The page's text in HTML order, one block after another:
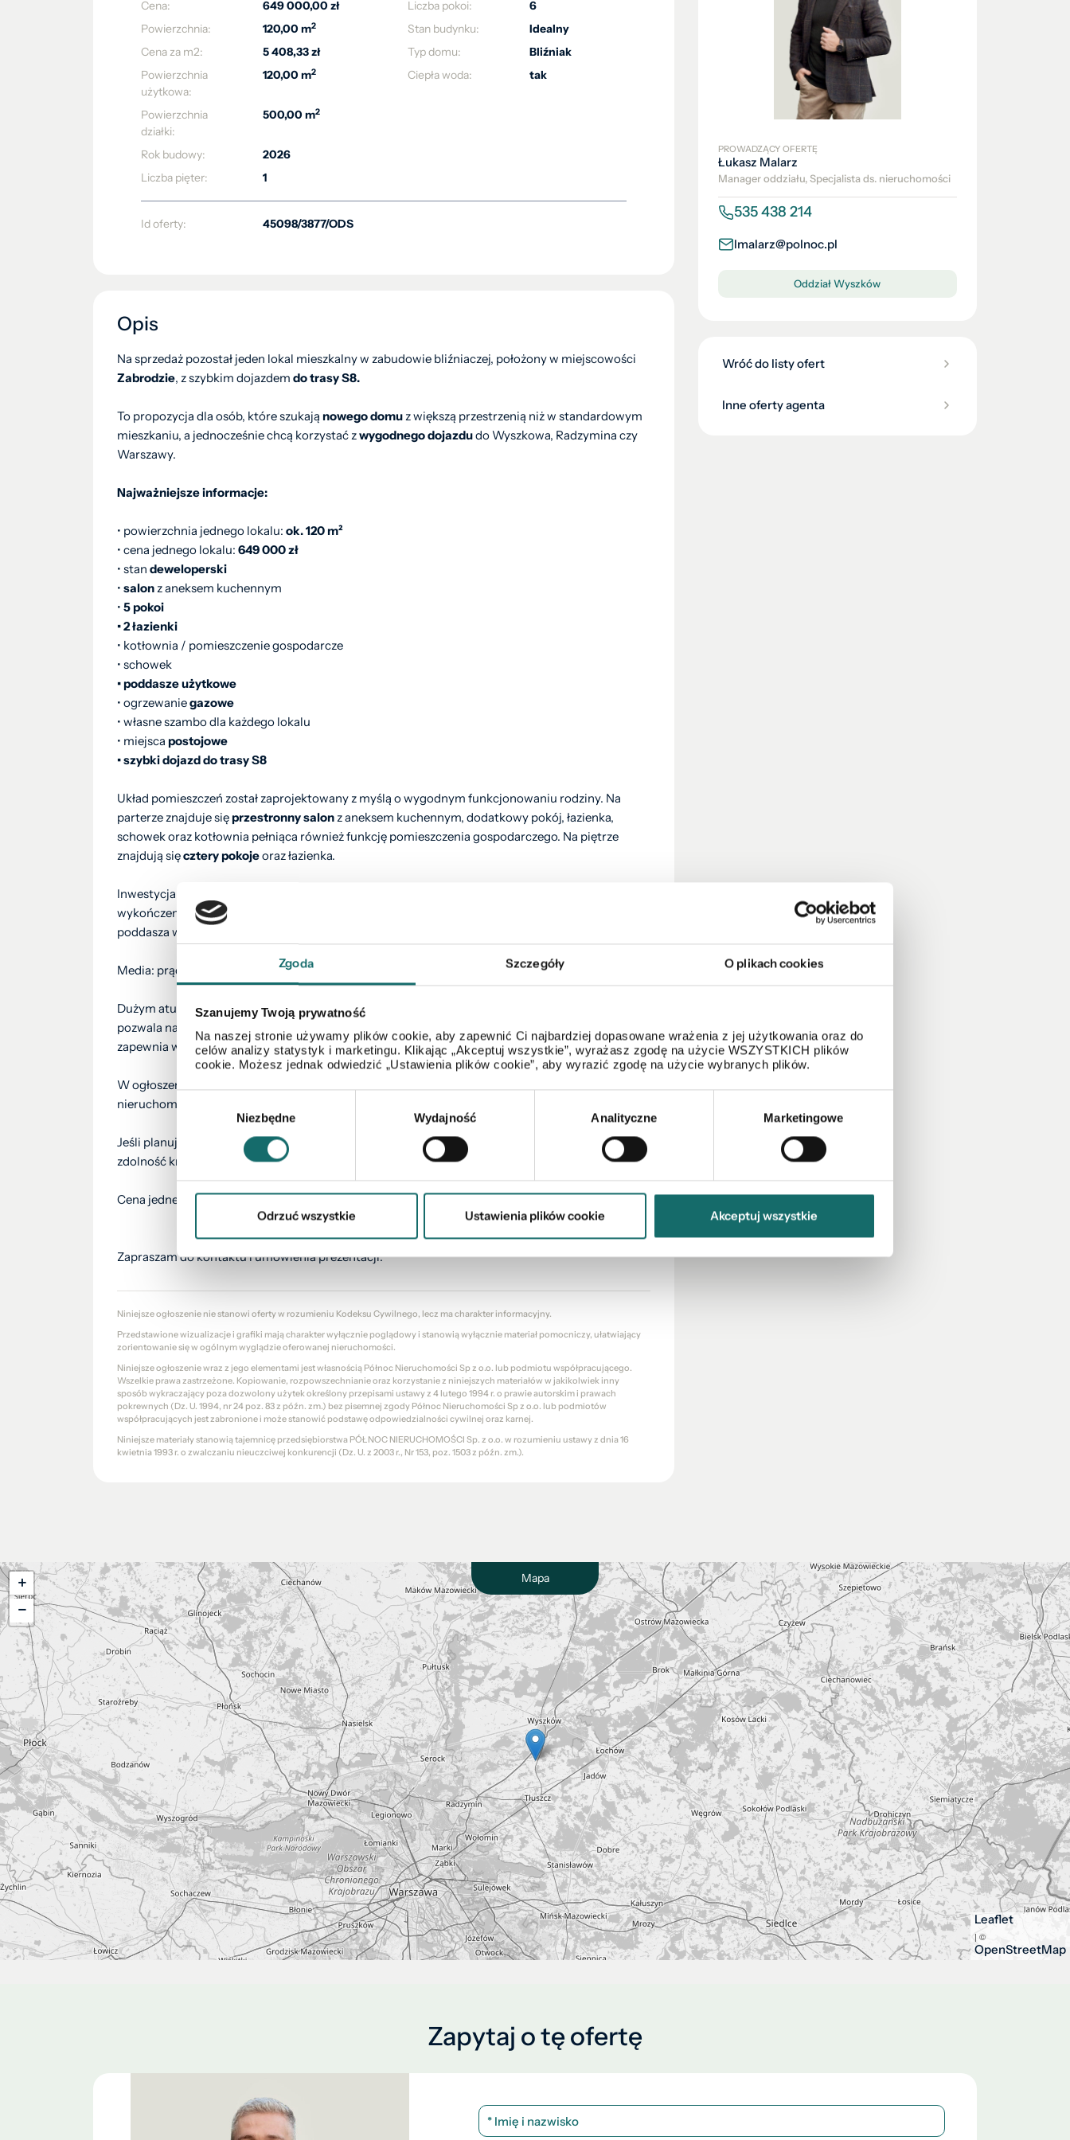
Zgoda Szczegóły O plikach cookies
Szanujemy Twoją prywatność
Na naszej stronie używamy plików cookie, aby zapewnić Ci najbardziej dopasowane wrażenia z jej użytkowania oraz do
celów analizy statystyk i marketingu. Klikając „Akceptuj wszystkie”, wyrażasz zgodę na użycie WSZYSTKICH plików
cookie. Możesz jednak odwiedzić „Ustawienia plików cookie”, aby wyrazić zgodę na użycie wybranych plików.
Niezbędne Wydajność Analityczne Marketingowe
Odrzuć wszystkie Ustawienia plików cookie Akceptuj wszystkie
Cena:
649 000,00 zł
Powierzchnia:
120,00 m2
Cena za m2:
5 408,33 zł
Powierzchnia
użytkowa:
120,00 m2
Powierzchnia
działki:
500,00 m2
Rok budowy:
2026
Liczba pięter:
1
Liczba pokoi:
6
Stan budynku:
Idealny
Typ domu:
Bliźniak
Ciepła woda:
tak
Id oferty: 45098/3877/ODS
Opis
Na sprzedaż pozostał jeden lokal mieszkalny w zabudowie bliźniaczej, położony w miejscowości
Zabrodzie, z szybkim dojazdem do trasy S8.
To propozycja dla osób, które szukają nowego domuz większą przestrzenią niż w standardowym
mieszkaniu, a jednocześnie chcą korzystać zwygodnego dojazdudo Wyszkowa, Radzymina czy
Warszawy.
Najważniejsze informacje:
• powierzchnia jednego lokalu: ok. 120 m²
• cena jednego lokalu: 649 000 zł
• stan deweloperski
• salonz aneksem kuchennym
• 5 pokoi
• 2 łazienki
• kotłownia / pomieszczenie gospodarcze
• schowek
• poddasze użytkowe
• ogrzewaniegazowe
• własne szambo dla każdego lokalu
• miejsca postojowe
• szybki dojazd do trasy S8
Układ pomieszczeń został zaprojektowany z myślą o wygodnym funkcjonowaniu rodziny. Na
parterze znajduje sięprzestronny salonz aneksem kuchennym, dodatkowy pokój, łazienka,
schowek oraz kotłownia pełniąca również funkcję pomieszczenia gospodarczego. Na piętrze
znajdują sięcztery pokojeoraz łazienka.
Inwestycja jest na
wykończeniowe, m.in. elewacja, kostka, elementy zagospodarowania terenu oraz wykończenie
poddasza wraz z ociepleniem i zabudową karton-gips.
Media: prąd, gaz, wodociąg, szambo.
Dużym atutem nieruchomości jestlokalizacja
pozwala na sprawny dojazd do Wyszkowa, Radzymina oraz
Warszawy
. Jednocześnie okolica
zapewnia więcej spokoju i przestrzeni niż typowa zabudowa miejska.
W ogłoszeniu dostępny jest również
nieruchomość
Jeśli planujesz zakup na kredyt, polecę sprawdzonych doradców, którzy
sprawdzą
zdolność kredytową i pomogą przejść przez cały proces.
Cena jednego lokalu:649 000 zł
Zapraszam do kontaktu i umówienia prezentacji.
Niniejsze ogłoszenie nie stanowi oferty w rozumieniu Kodeksu Cywilnego, lecz ma charakter informacyjny.
Przedstawione wizualizacje i grafiki mają charakter wyłącznie poglądowy i stanowią wyłącznie materiał pomocniczy, ułatwiający
zorientowanie się w ogólnym wyglądzie oferowanej nieruchomości.
Niniejsze ogłoszenie wraz z jego elementami jest własnością Północ Nieruchomości Sp z o.o. lub podmiotu współpracującego.
Wszelkie prawa zastrzeżone. Kopiowanie, rozpowszechnianie oraz korzystanie z niniejszych materiałów w jakikolwiek inny
sposób wykraczający poza dozwolony użytek określony przepisami ustawy z 4 lutego 1994 r. o prawie autorskim i prawach
pokrewnych (Dz. U. 1994, nr 24 poz. 83 z późn. zm.) bez pisemnej zgody Północ Nieruchomości Sp z o.o. lub podmiotów
współpracujących jest zabronione i może stanowić podstawę odpowiedzialności cywilnej oraz karnej.
Niniejsze materiały stanowią tajemnicę przedsiębiorstwa PÓŁNOC NIERUCHOMOŚCI Sp. z o.o. w rozumieniu ustawy z dnia 16
kwietnia 1993 r. o zwalczaniu nieuczciwej konkurencji (Dz. U. z 2003 r., Nr 153, poz. 1503 z późn. zm.).
PROWADZĄCY OFERTĘ
Łukasz Malarz
Manager oddziału, Specjalista ds. nieruchomości
535 438 214
lmalarz@polnoc.pl
Oddział Wyszków
Wróć do listy ofert
Inne oferty agenta
Mapa
+
−
Leaflet
| ©
OpenStreetMap
Zapytaj o tę ofertę